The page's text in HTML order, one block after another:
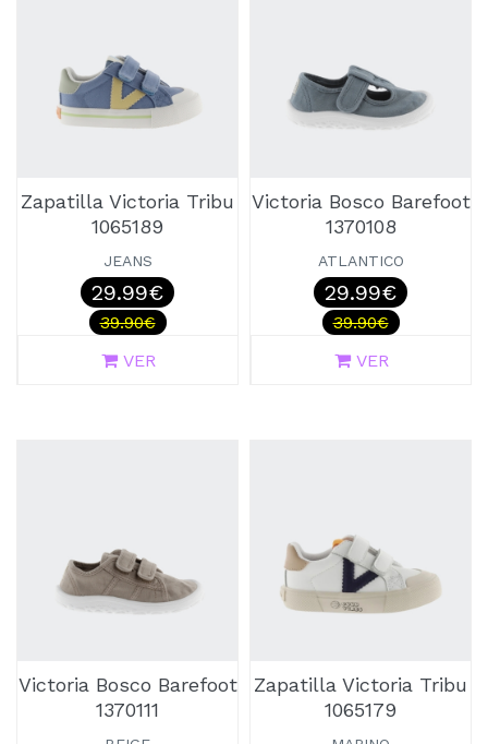
Zapatilla Victoria Tribu
1065189
JEANS
29.99€
39.90€
VER
Victoria Bosco Barefoot
1370108
ATLANTICO
29.99€
39.90€
VER
Victoria Bosco Barefoot
1370111
Zapatilla Victoria Tribu
1065179